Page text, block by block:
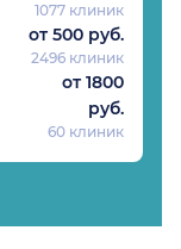
1077 клиник
от 500 руб.
2496 клиник
от 1800
руб.
60 клиник